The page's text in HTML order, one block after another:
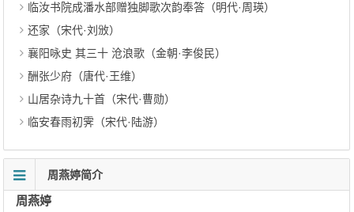
临汝书院成潘水部赠独脚歌次韵奉答（明代·周瑛）
还家（宋代·刘攽）
襄阳咏史 其三十 沧浪歌（金朝·李俊民）
酬张少府（唐代·王维）
山居杂诗九十首（宋代·曹勋）
临安春雨初霁（宋代·陆游）
周燕婷简介
周燕婷